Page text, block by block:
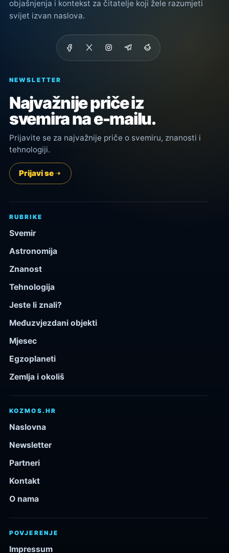
objašnjenja i kontekst za čitatelje koji žele razumjeti
svijet izvan naslova.
NEWSLETTER
Najvažnije priče iz
svemira na e-mailu.
Prijavite se za najvažnije priče o svemiru, znanosti i
tehnologiji.
Prijavi se
RUBRIKE
Svemir
Astronomija
Znanost
Tehnologija
Jeste li znali?
Međuzvjezdani objekti
Mjesec
Egzoplaneti
Zemlja i okoliš
KOZMOS.HR
Naslovna
Newsletter
Partneri
Kontakt
O nama
POVJERENJE
Impressum